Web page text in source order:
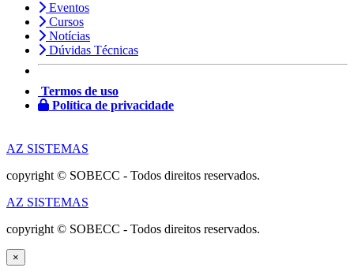
Eventos
Cursos
Notícias
Dúvidas Técnicas
Termos de uso
Política de privacidade
AZ SISTEMAS
copyright © SOBECC - Todos direitos reservados.
AZ SISTEMAS
copyright © SOBECC - Todos direitos reservados.
×